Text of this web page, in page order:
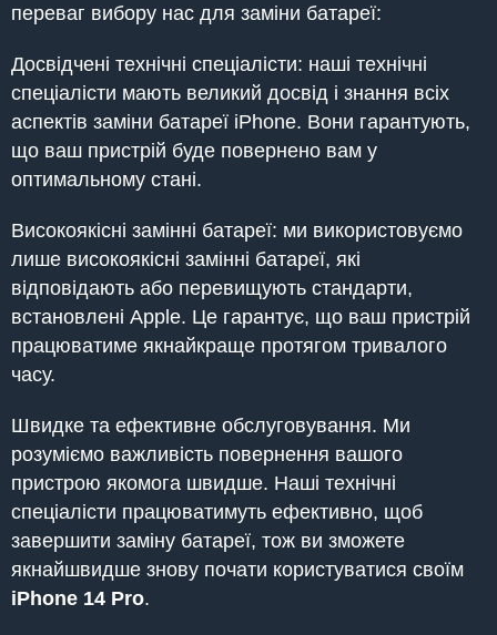
переваг вибору нас для заміни батареї:
Досвідчені технічні спеціалісти: наші технічні
спеціалісти мають великий досвід і знання всіх
аспектів заміни батареї iPhone. Вони гарантують,
що ваш пристрій буде повернено вам у
оптимальному стані.
Високоякісні замінні батареї: ми використовуємо
лише високоякісні замінні батареї, які
відповідають або перевищують стандарти,
встановлені Apple. Це гарантує, що ваш пристрій
працюватиме якнайкраще протягом тривалого
часу.
Швидке та ефективне обслуговування. Ми
розуміємо важливість повернення вашого
пристрою якомога швидше. Наші технічні
спеціалісти працюватимуть ефективно, щоб
завершити заміну батареї, тож ви зможете
якнайшвидше знову почати користуватися своїм
iPhone 14 Pro.